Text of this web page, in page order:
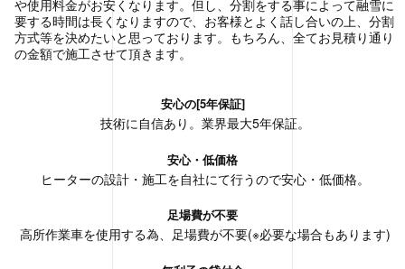
や使用料金がお安くなります。但し、分割をする事によって融雪に
要する時間は長くなりますので、お客様とよく話し合いの上、分割
方式等を決めたいと思っております。もちろん、全てお見積り通り
の金額で施工させて頂きます。
安心の[5年保証]
技術に自信あり。業界最大5年保証。
安心・低価格
ヒーターの設計・施工を自社にて行うので安心・低価格。
足場費が不要
高所作業車を使用する為、足場費が不要(※必要な場合もあります)